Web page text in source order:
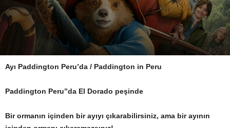
Yazar: Yazgülü Aldoğan- 18 Mart 2025 673 0
Ayı Paddington Peru’da / Paddington in Peru
Paddington Peru’’da El Dorado peşinde
Bir ormanın içinden bir ayıyı çıkarabilirsiniz, ama bir ayının